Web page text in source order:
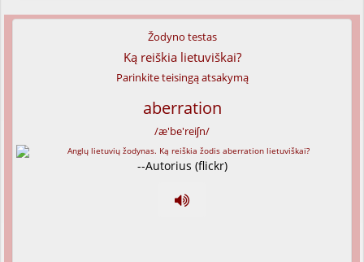
Žodyno testas
Ką reiškia lietuviškai?
Parinkite teisingą atsakymą
aberration
/æ'be'reiʃn/
--Autorius (flickr)